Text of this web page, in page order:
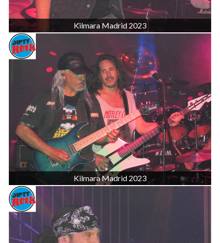
Kilmara Madrid 2023
Kilmara Madrid 2023